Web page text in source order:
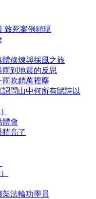
致死案例頻現
修煉與採風之旅
到地震的反思
雨吹銷萬裡塵
問山中何所有賦詩以
體會
亮了
架法輪功學員